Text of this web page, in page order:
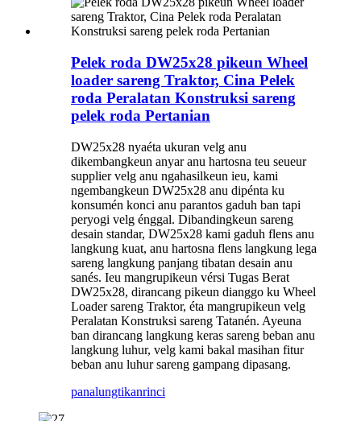
Pelek roda DW25x28 pikeun Wheel
loader sareng Traktor, Cina Pelek
roda Peralatan Konstruksi sareng
pelek roda Pertanian
DW25x28 nyaéta ukuran velg anu
dikembangkeun anyar anu hartosna teu seueur
supplier velg anu ngahasilkeun ieu, kami
ngembangkeun DW25x28 anu dipénta ku
konsumén konci anu parantos gaduh ban tapi
peryogi velg énggal. Dibandingkeun sareng
desain standar, DW25x28 kami gaduh flens anu
langkung kuat, anu hartosna flens langkung lega
sareng langkung panjang tibatan desain anu
sanés. Ieu mangrupikeun vérsi Tugas Berat
DW25x28, dirancang pikeun dianggo ku Wheel
Loader sareng Traktor, éta mangrupikeun velg
Peralatan Konstruksi sareng Tatanén. Ayeuna
ban dirancang langkung keras sareng beban anu
langkung luhur, velg kami bakal masihan fitur
beban anu luhur sareng gampang dipasang.
panalungtikanrinci